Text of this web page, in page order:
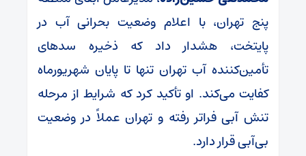
پنج تهران، با اعلام وضعیت بحرانی آب در
پایتخت، هشدار داد که ذخیره سدهای
تأمین‌کننده آب تهران تنها تا پایان شهریورماه
کفایت می‌کند. او تأکید کرد که شرایط از مرحله
تنش آبی فراتر رفته و تهران عملاً در وضعیت
بی‌آبی قرار دارد.